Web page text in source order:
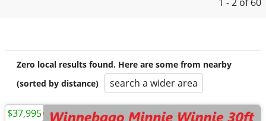
Zero local results found. Here are some from nearby
(sorted by distance)
search a wider area
$37,995